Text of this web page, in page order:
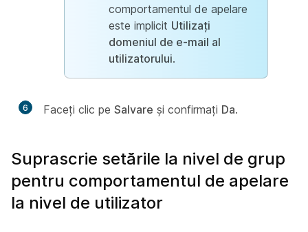
comportamentul de apelare
este implicit Utilizați
domeniul de e-mail al
utilizatorului.
6 Faceți clic pe Salvare și confirmați Da.
Suprascrie setările la nivel de grup
pentru comportamentul de apelare
la nivel de utilizator